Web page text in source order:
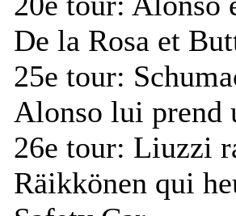
De la Rosa et
25e tour:
Alonso lui prend
26e tour: Liuzzi
Räikkönen qui